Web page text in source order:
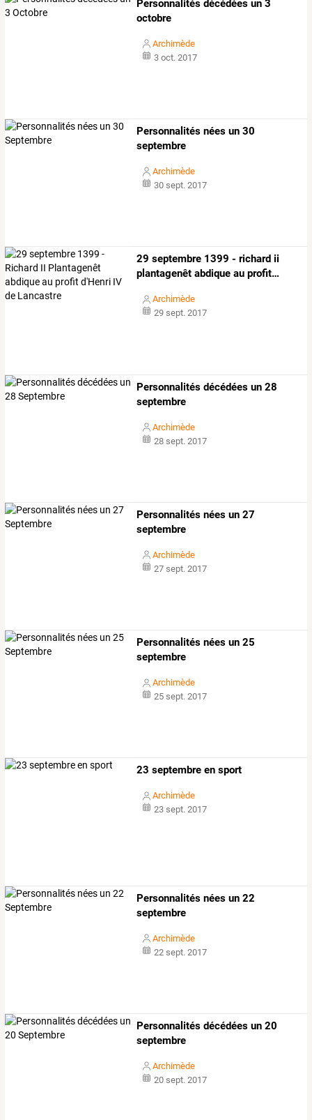
Personnalités décédées un 3
octobre
Archimède
3 oct. 2017
Personnalités nées un 30
septembre
Archimède
30 sept. 2017
29 septembre 1399 - richard ii
plantagenêt abdique au profit…
Archimède
29 sept. 2017
Personnalités décédées un 28
septembre
Archimède
28 sept. 2017
Personnalités nées un 27
septembre
Archimède
27 sept. 2017
Personnalités nées un 25
septembre
Archimède
25 sept. 2017
23 septembre en sport
Archimède
23 sept. 2017
Personnalités nées un 22
septembre
Archimède
22 sept. 2017
Personnalités décédées un 20
septembre
Archimède
20 sept. 2017